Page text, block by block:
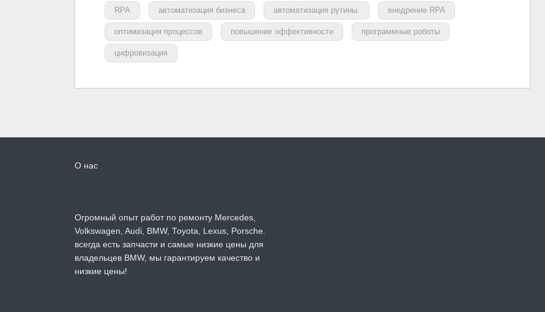
RPA автоматизация бизнеса автоматизация рутины. внедрение RPA
оптимизация процессов повышение эффективности программные роботы
цифровизация
О нас
Огромный опыт работ по ремонту Mercedes,
Volkswagen, Audi, BMW, Toyota, Lexus, Porsche.
всегда есть запчасти и самые низкие цены для
владельцев BMW, мы гарантируем качество и
низкие цены!